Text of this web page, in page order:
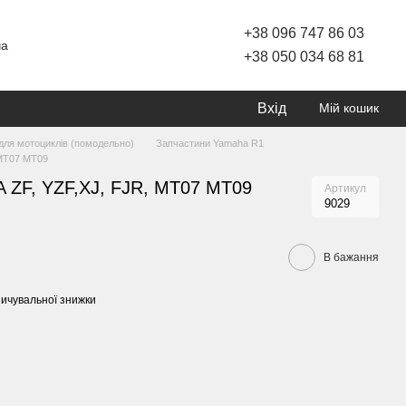
+38 096 747 86 03
+38 050 034 68 81
Вхід Мій кошик
мотоциклів (помодельно)
Запчастини Yamaha R1
MT09
ZF, YZF,XJ, FJR, MT07 MT09 Артикул
9029
В бажання
знижки